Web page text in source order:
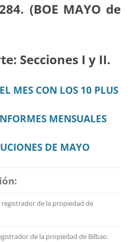
(BOE MAYO de
Secciones I y II.
MES CON LOS 10 PLUS
MENSUALES
DE MAYO
registrador de la propiedad de
de la propiedad de Bilbao.